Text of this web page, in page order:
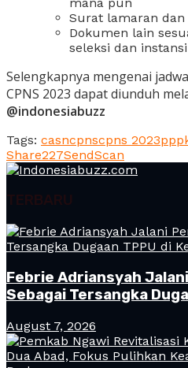
Surat lamaran
Dokumen lain
seleksi dan
Selengkapnya mengenai
CPNS 2023 dapat diunduh
@indonesiabuzz
Tags: casncpnscpns 2023
Share227SendScan
TERBARU
Febrie Adriansyah
Sebagai Tersangka
August 7, 2026